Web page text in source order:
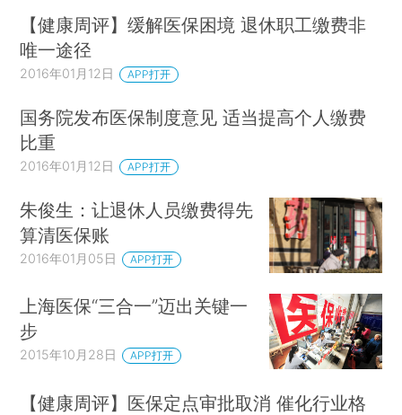
【健康周评】缓解医保困境 退休职工缴费非
唯一途径
2016年01月12日 APP打开
国务院发布医保制度意见 适当提高个人缴费
比重
2016年01月12日 APP打开
朱俊生：让退休人员缴费得先
算清医保账
2016年01月05日 APP打开
上海医保“三合一”迈出关键一
步
2015年10月28日 APP打开
【健康周评】医保定点审批取消 催化行业格